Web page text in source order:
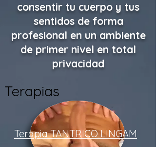
consentir tu cuerpo y tus
sentidos de forma
profesional en un ambiente
de primer nivel en total
privacidad
Terapias
Terapia TANTRICO LINGAM